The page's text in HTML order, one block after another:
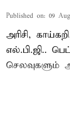
Published on: 09
அரிசி,
எல்.பி.ஜி..
செலவுகளும்